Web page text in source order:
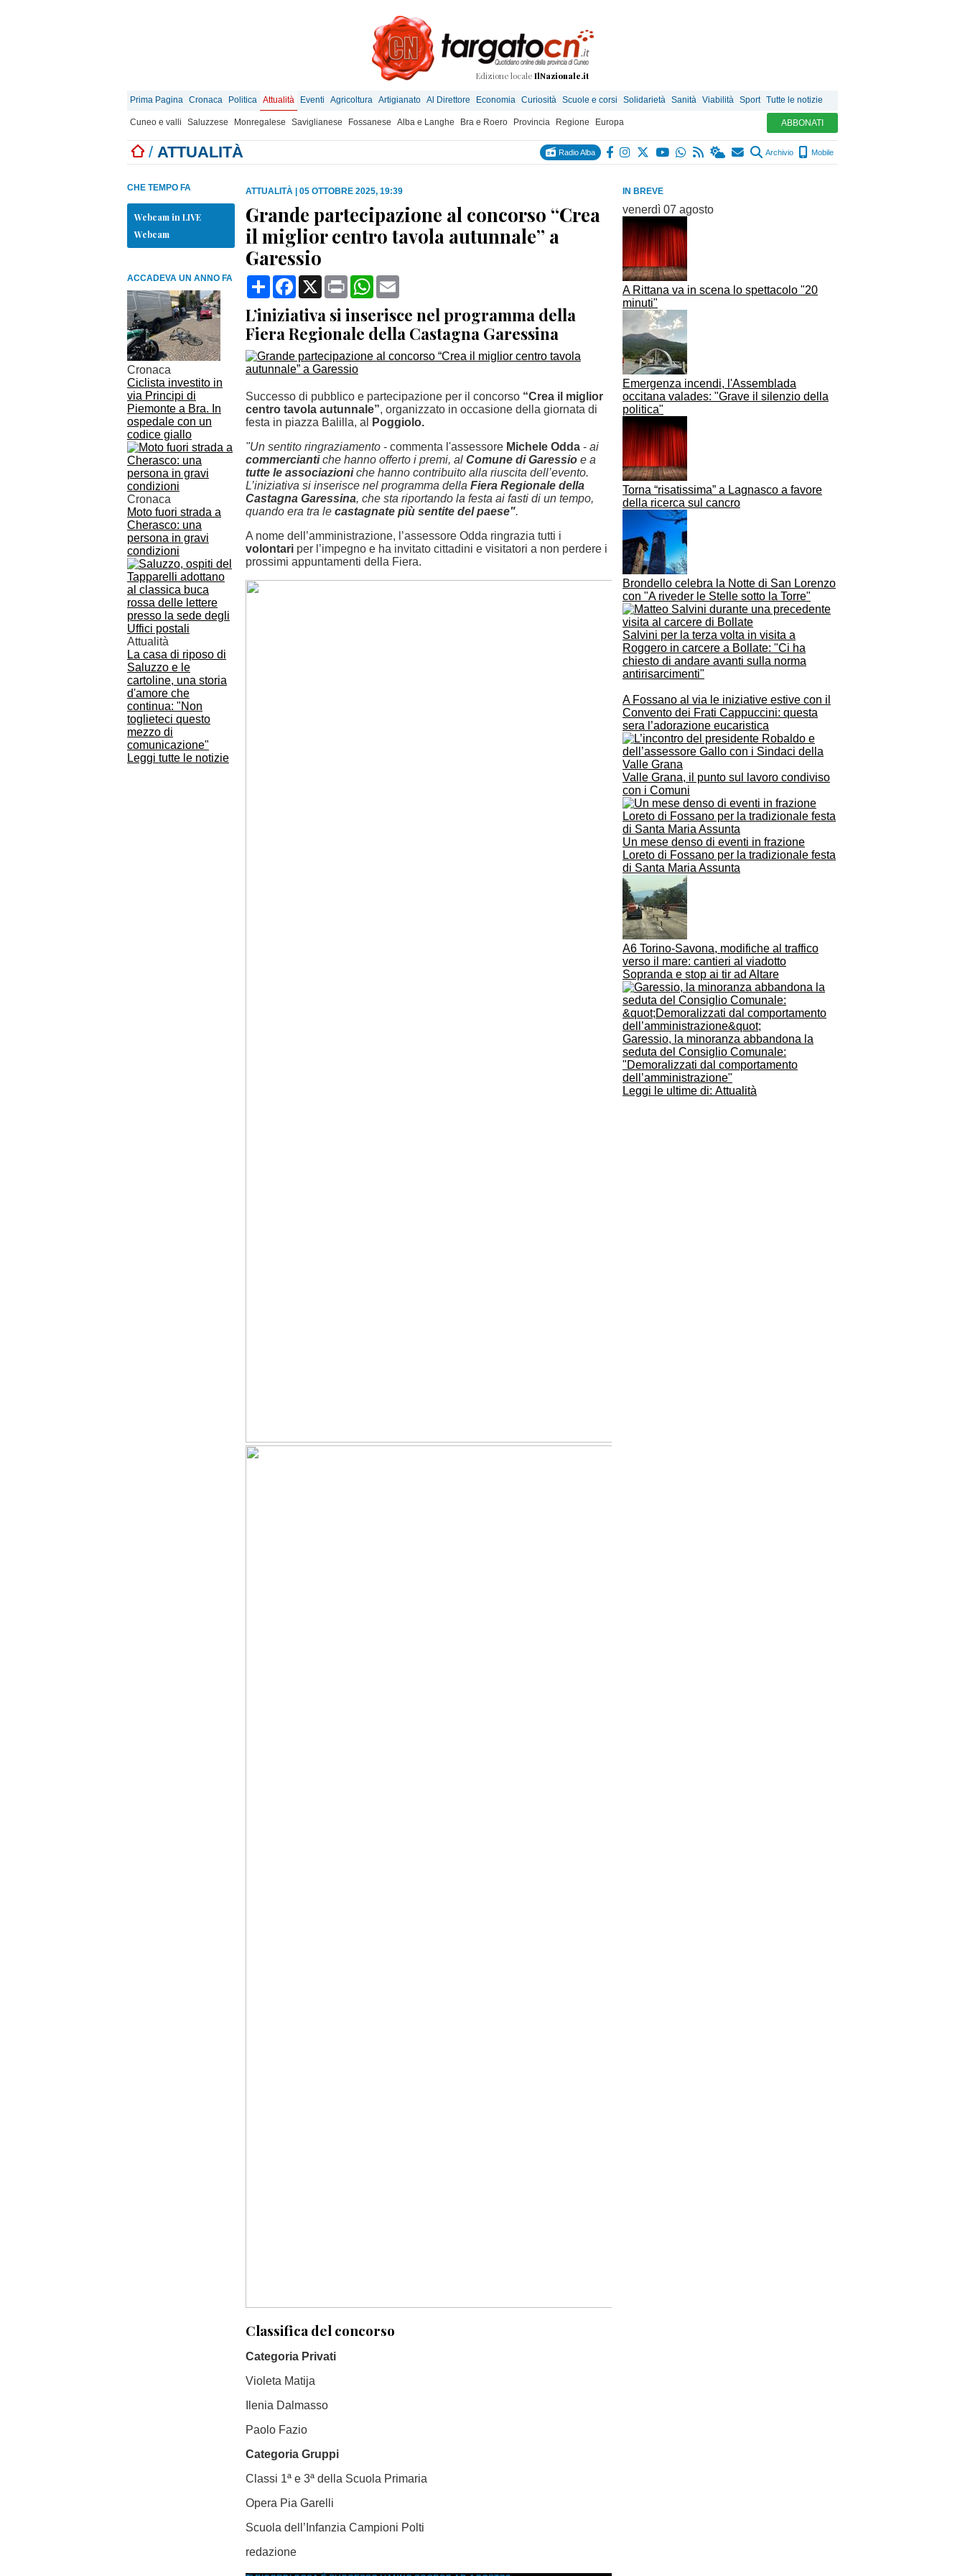
Edizione locale IlNazionale.it
Prima Pagina Cronaca Politica Attualità Eventi Agricoltura Artigianato Al Direttore Economia Curiosità Scuole e corsi Solidarietà Sanità Viabilità Sport Tutte le notizie
Cuneo e valli Saluzzese Monregalese Saviglianese Fossanese Alba e Langhe Bra e Roero Provincia Regione Europa ABBONATI
/ ATTUALITÀ Radio Alba Archivio Mobile
IN BREVE
venerdì 07 agosto
A Rittana va in scena lo spettacolo "20
minuti"
Emergenza incendi, l'Assemblada
occitana valades: "Grave il silenzio della
politica"
Torna “risatissima” a Lagnasco a favore
della ricerca sul cancro
Brondello celebra la Notte di San Lorenzo
con "A riveder le Stelle sotto la Torre"
Salvini per la terza volta in visita a
Roggero in carcere a Bollate: "Ci ha
chiesto di andare avanti sulla norma
antirisarcimenti"
A Fossano al via le iniziative estive con il
Convento dei Frati Cappuccini: questa
sera l’adorazione eucaristica
Valle Grana, il punto sul lavoro condiviso
con i Comuni
Un mese denso di eventi in frazione
Loreto di Fossano per la tradizionale festa
di Santa Maria Assunta
A6 Torino-Savona, modifiche al traffico
verso il mare: cantieri al viadotto
Sopranda e stop ai tir ad Altare
Garessio, la minoranza abbandona la
seduta del Consiglio Comunale:
"Demoralizzati dal comportamento
dell’amministrazione"
Leggi le ultime di: Attualità
CHE TEMPO FA
Webcam in LIVE
Webcam
ACCADEVA UN ANNO FA
Cronaca
Ciclista investito in
via Principi di
Piemonte a Bra. In
ospedale con un
codice giallo
Cronaca
Moto fuori strada a
Cherasco: una
persona in gravi
condizioni
Attualità
La casa di riposo di
Saluzzo e le
cartoline, una storia
d'amore che
continua: "Non
toglieteci questo
mezzo di
comunicazione"
Leggi tutte le notizie
ATTUALITÀ 05 OTTOBRE 2025, 19:39
Grande partecipazione al concorso “Crea
il miglior centro tavola autunnale” a
Garessio
CondividiFacebook
X Print WhatsApp
L’iniziativa si inserisce nel programma della
Fiera Regionale della Castagna Garessina
Successo di pubblico e partecipazione per il concorso “Crea il miglior
centro tavola autunnale”, organizzato in occasione della giornata di
festa in piazza Balilla, al
Poggiolo.
"Un sentito ringraziamento - commenta l'assessore Michele Odda - ai
commerciantiche hanno offerto i premi, al Comune di Garessio e a
tutte le associazioniche hanno contribuito alla riuscita dell’evento.
L’iniziativa si inserisce nel programma della Fiera Regionale della
Castagna Garessina, che sta riportando la festa ai fasti di un tempo,
quando era tra le castagnate più sentite del paese".
A nome dell’amministrazione, l’assessore Odda ringrazia tutti i
volontari per l’impegno e ha invitato cittadini e visitatori a non perdere i
prossimi appuntamenti della Fiera.
Classifica del concorso
Categoria Privati
Violeta Matija
Ilenia Dalmasso
Paolo Fazio
Categoria Gruppi
Classi 1ª e 3ª della Scuola Primaria
Opera Pia Garelli
Scuola dell’Infanzia Campioni Polti
redazione